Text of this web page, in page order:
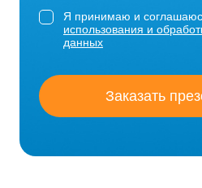
Я принимаю и
использования и
данных
Заказать